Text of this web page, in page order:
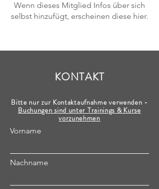
Wenn dieses Mitglied Infos über sich
selbst hinzufügt, erscheinen diese hier.
KONTAKT
Bitte nur zur Kontaktaufnahme verwenden -
Buchungen sind unter Trainings & Kurse
vorzunehmen
Vorname
Nachname